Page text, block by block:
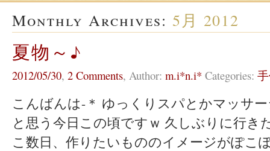
Monthly Archives: 5月 2012
夏物～♪
2012/05/30, 2 Comments, Author: m.i*n.i* Categories:
こんばんは-＊ ゆっくりスパとかマッサ
と思う今日この頃ですｗ 久しぶりに行き
こ数日、作りたいもののイメージがぽこ